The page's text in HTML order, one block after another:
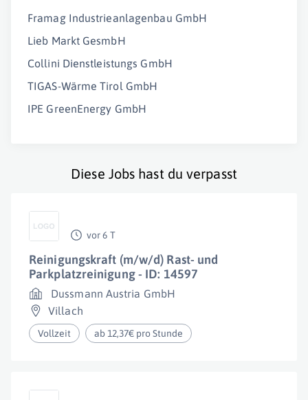
Framag Industrieanlagenbau GmbH
Lieb Markt GesmbH
Collini Dienstleistungs GmbH
TIGAS-Wärme Tirol GmbH
IPE GreenEnergy GmbH
Diese Jobs hast du verpasst
vor 6 T
Reinigungskraft (m/w/d) Rast- und
Parkplatzreinigung - ID: 14597
Dussmann Austria GmbH
Villach
Vollzeit ab 12,37€ pro Stunde